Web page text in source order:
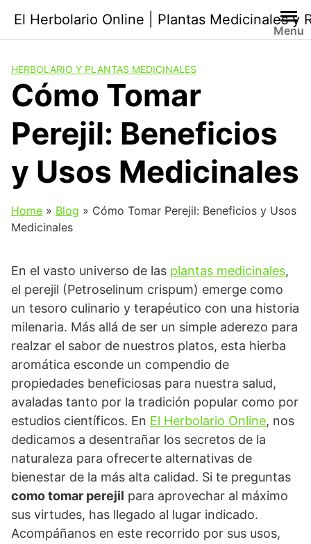
contenido
El Herbolario Online | Plantas Medicinales y
Menu
HERBOLARIO Y PLANTAS MEDICINALES
Cómo Tomar
Perejil: Beneficios
y Usos Medicinales
Home » Blog » Cómo Tomar Perejil: Beneficios y Usos
Medicinales
En el vasto universo de las plantas medicinales,
el perejil (Petroselinum crispum) emerge como
un tesoro culinario y terapéutico con una historia
milenaria. Más allá de ser un simple aderezo para
realzar el sabor de nuestros platos, esta hierba
aromática esconde un compendio de
propiedades beneficiosas para nuestra salud,
avaladas tanto por la tradición popular como por
estudios científicos. En El Herbolario Online, nos
dedicamos a desentrañar los secretos de la
naturaleza para ofrecerte alternativas de
bienestar de la más alta calidad. Si te preguntas
como tomar perejil para aprovechar al máximo
sus virtudes, has llegado al lugar indicado.
Acompáñanos en este recorrido por sus usos,